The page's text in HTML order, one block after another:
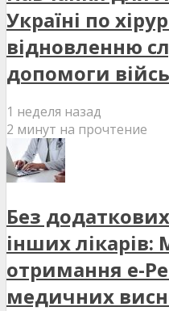
Україні по
відновленню
допомоги
1 неделя назад
2 минут на прочтение
Без
інших
отримання е-
медичних